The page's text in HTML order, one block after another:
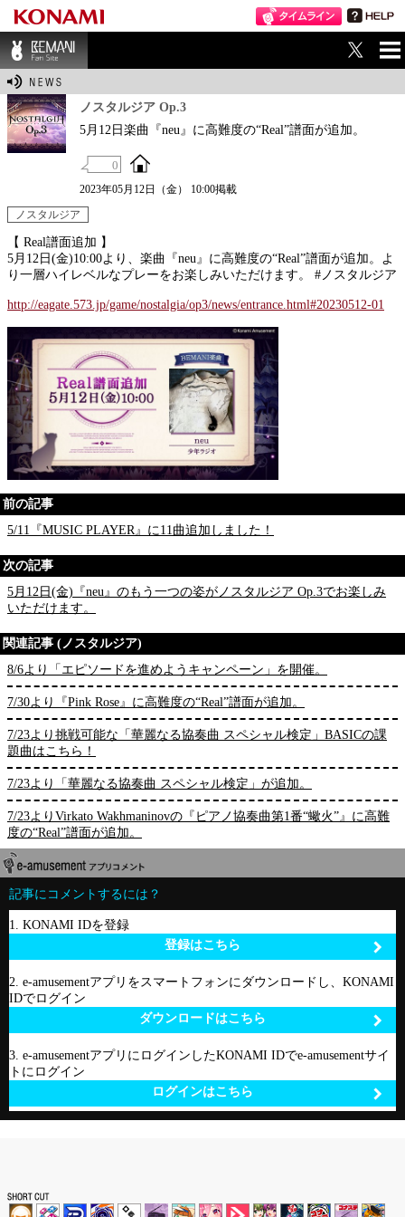
BEMANI Fan Sit
ノスタルジア Op.3
5月12日楽曲『neu』に高難度の“Real”譜面が追加。
0
2023年05月12日（金） 10:00掲載
ノスタルジア
【 Real譜面追加 】
5月12日(金)10:00より、楽曲『neu』に高難度の“Real”譜面が追加。よ
り一層ハイレベルなプレーをお楽しみいただけます。 #ノスタルジア
http://eagate.573.jp/game/nostalgia/op3/news/entrance.html#20230512-01
前の記事
5/11『MUSIC PLAYER』に11曲追加しました！
次の記事
5月12日(金)『neu』のもう一つの姿がノスタルジア Op.3でお楽しみ
いただけます。
関連記事 (ノスタルジア)
8/6より「エピソードを進めようキャンペーン」を開催。
7/30より『Pink Rose』に高難度の“Real”譜面が追加。
7/23より挑戦可能な「華麗なる協奏曲 スペシャル検定」BASICの課
題曲はこちら！
7/23より「華麗なる協奏曲 スペシャル検定」が追加。
7/23よりVirkato Wakhmaninovの『ピアノ協奏曲第1番“蠍火”』に高難
度の“Real”譜面が追加。
記事にコメントするには？
1. KONAMI IDを登録
登録はこちら
2. e-amusementアプリをスマートフォンにダウンロードし、KONAMI
IDでログイン
ダウンロードはこちら
3. e-amusementアプリにログインしたKONAMI IDでe-amusementサイ
トにログイン
ログインはこちら